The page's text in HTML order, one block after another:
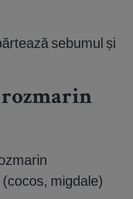
sebumul și
rozmarin
migdale)